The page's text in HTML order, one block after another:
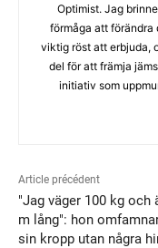
Optimist. Jag
förmåga att förändra
viktig röst att erbjuda,
del för att främja
initiativ som
Article précédent
"Jag väger 100 kg och
m lång": hon
sin kropp utan några